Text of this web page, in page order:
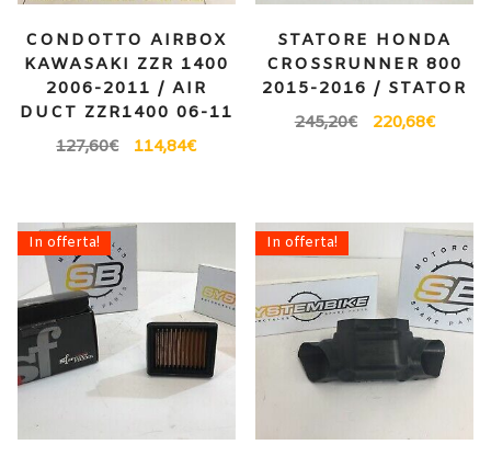
CONDOTTO AIRBOX
KAWASAKI ZZR 1400
2006-2011 / AIR
DUCT ZZR1400 06-11
127,60€ 114,84€
STATORE HONDA
CROSSRUNNER 800
2015-2016 / STATOR
245,20€ 220,68€
In offerta! In offerta!